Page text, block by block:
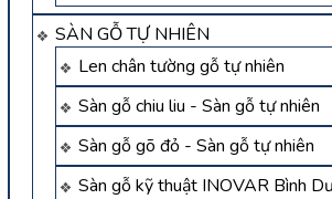
SÀN GỖ TỰ NHIÊN
Len chân tường gỗ tự nhiên
Sàn gỗ chiu liu - Sàn gỗ tự nhiên
Sàn gỗ gõ đỏ - Sàn gỗ tự nhiên
Sàn gỗ kỹ thuật INOVAR Bình